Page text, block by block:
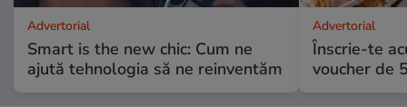
Advertorial
Smart is the new chic: Cum ne
ajută tehnologia să ne reinventăm
Advertorial
Înscrie-te
voucher de